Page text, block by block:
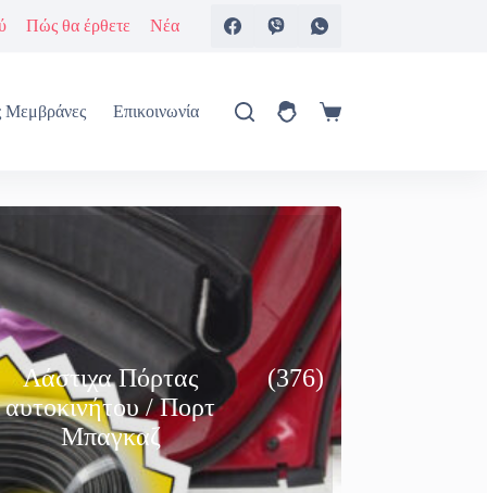
Πώς θα έρθετε Νέα
Μεμβράνες Επικοινωνία
Καλάθι
Λάστιχα Πόρτας
αυτοκινήτου / Πορτ
Μπαγκαζ
(376)